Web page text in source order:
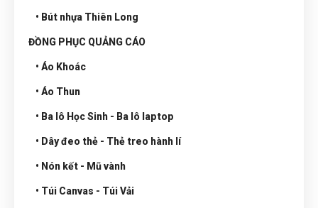
• Bút nhựa Thiên Long
ĐỒNG PHỤC QUẢNG CÁO
• Áo Khoác
• Áo Thun
• Ba lô Học Sinh - Ba lô laptop
• Dây đeo thẻ - Thẻ treo hành lí
• Nón kết - Mũ vành
• Túi Canvas - Túi Vải